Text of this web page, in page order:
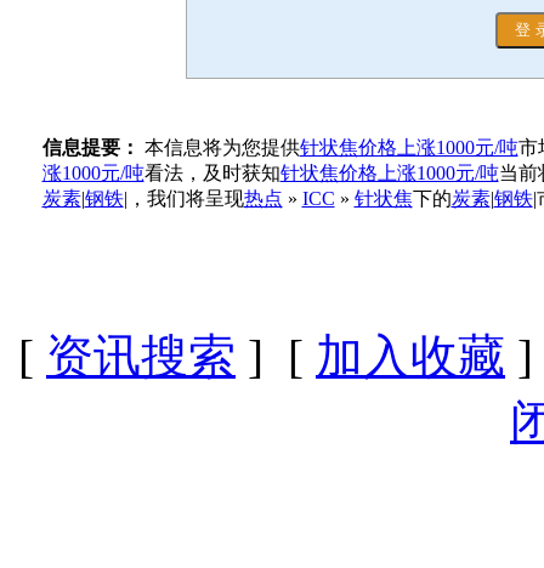
信息提要： 本信息将为您提供针状焦价格上涨1000元/吨市
涨1000元/吨看法，及时获知针状焦价格上涨1000元/吨当前
炭素|钢铁|，我们将呈现热点 » ICC » 针状焦下的炭素|钢铁|
[ 资讯搜索 ] [ 加入收藏